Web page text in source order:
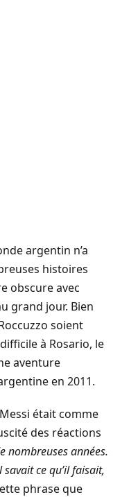
argentin n’a
histoires
obscure avec
grand jour. Bien
soient
à Rosario, le
aventure
en 2011.
était comme
des réactions
nombreuses années.
ce qu’il faisait,
phrase que